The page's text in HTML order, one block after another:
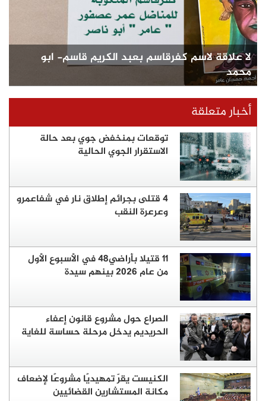
لا علاقة لاسم كفرقاسم بعبد الكريم قاسم- ابو
محمد
أخبار متعلقة
توقعات بمنخفض جوي بعد حالة
الاستقرار الجوي الحالية
4 قتلى بجرائم إطلاق نار في شفاعمرو
وعرعرة النقب
11 قتيلا بأراضي48 في الأسبوع الأول
من عام 2026 بينهم سيدة
الصراع حول مشروع قانون إعفاء
الحريديم يدخل مرحلة حساسة للغاية
الكنيست يقرّ تمهيديًا مشروعًا لإضعاف
مكانة المستشارين القضائيين